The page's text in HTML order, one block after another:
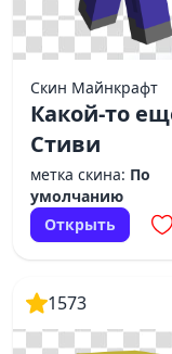
Скин Майнкрафт
Какой-то
Стиви
метка скина: По
умолчанию
Открыть
1573